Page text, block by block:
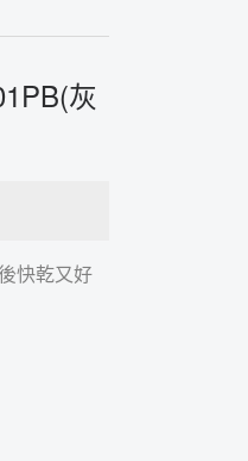
灰
快乾又好